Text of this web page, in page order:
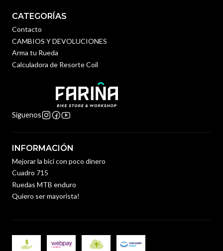
CATEGORÍAS
Contacto
CAMBIOS Y DEVOLUCIONES
Arma tu Rueda
Calculadora de Resorte Coil
Síguenos
INFORMACIÓN
Mejorar la bici con poco dinero
Cuadro 715
Ruedas MTB enduro
Quiero ser mayorista!